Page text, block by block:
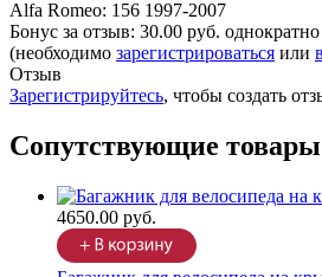
Alfa Romeo: 156 1997-2007
Бонус за отзыв: 30.00 руб.
(необходимо зарегистрироваться или
Отзыв
Зарегистрируйтесь, чтобы создать
Сопутствующие товары
4650.00 руб.